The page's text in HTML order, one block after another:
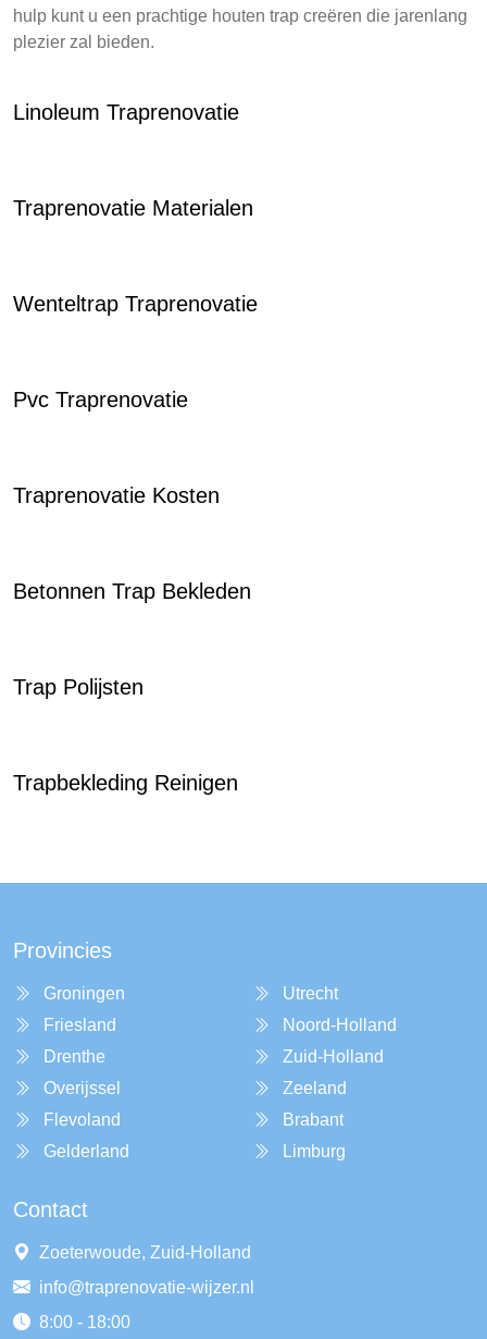
hulp kunt u een prachtige houten trap creëren die jarenlang
plezier zal bieden.
Linoleum Traprenovatie
Traprenovatie Materialen
Wenteltrap Traprenovatie
Pvc Traprenovatie
Traprenovatie Kosten
Betonnen Trap Bekleden
Trap Polijsten
Trapbekleding Reinigen
Provincies
Groningen
Friesland
Drenthe
Overijssel
Flevoland
Gelderland
Utrecht
Noord-Holland
Zuid-Holland
Zeeland
Brabant
Limburg
Contact
Zoeterwoude, Zuid-Holland
info@traprenovatie-wijzer.nl
8:00 - 18:00